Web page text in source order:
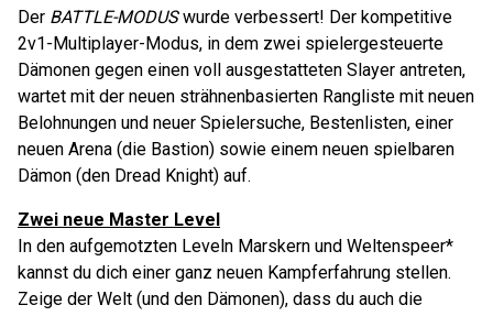
Der BATTLE-MODUSwurde verbessert! Der kompetitive
2v1-Multiplayer-Modus, in dem zwei spielergesteuerte
Dämonen gegen einen voll ausgestatteten Slayer antreten,
wartet mit der neuen strähnenbasierten Rangliste mit neuen
Belohnungen und neuer Spielersuche, Bestenlisten, einer
neuen Arena (die Bastion) sowie einem neuen spielbaren
Dämon (den Dread Knight) auf.
Zwei neue Master Level
In den aufgemotzten Leveln Marskern und Weltenspeer*
kannst du dich einer ganz neuen Kampferfahrung stellen.
Zeige der Welt (und den Dämonen), dass du auch die